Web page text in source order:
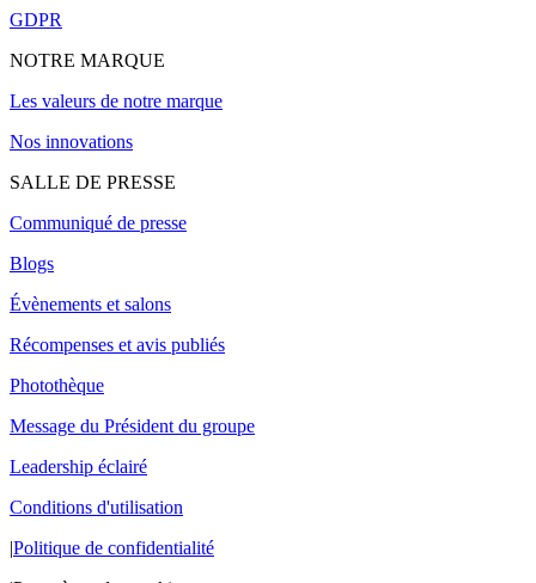
GDPR
NOTRE MARQUE
Les valeurs de notre marque
Nos innovations
SALLE DE PRESSE
Communiqué de presse
Blogs
Évènements et salons
Récompenses et avis publiés
Photothèque
Message du Président du groupe
Leadership éclairé
Conditions d'utilisation
|Politique de confidentialité